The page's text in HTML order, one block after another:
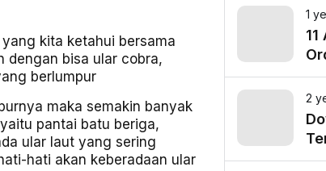
kita ketahui bersama
dengan bisa ular cobra,
berlumpur
maka semakin banyak
pantai batu beriga,
ular laut yang sering
hati akan keberadaan ular
1
11
2